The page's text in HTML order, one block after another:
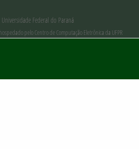
Federal do Paraná
pelo Centro de Computação Eletrônica da UFPR